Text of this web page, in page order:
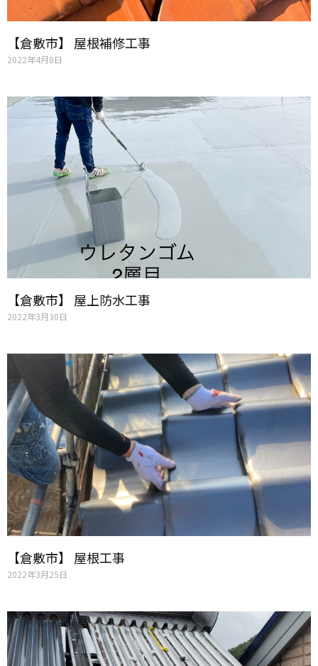
【倉敷市】 屋根補修工事
2022年4月8日
【倉敷市】 屋上防水工事
2022年3月30日
【倉敷市】 屋根工事
2022年3月25日